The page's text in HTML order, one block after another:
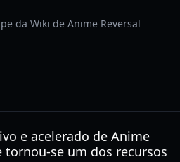
da Wiki de Anime Reversal
e acelerado de Anime
tornou-se um dos recursos